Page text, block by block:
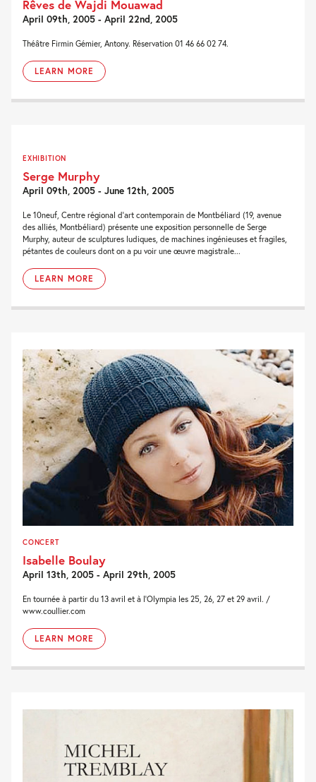
Rêves de Wajdi Mouawad
April 09th, 2005 - April 22nd, 2005
Théâtre Firmin Gémier, Antony. Réservation 01 46 66 02 74.
LEARN MORE
EXHIBITION
Serge Murphy
April 09th, 2005 - June 12th, 2005
Le 10neuf, Centre régional d’art contemporain de Montbéliard (19, avenue
des alliés, Montbéliard) présente une exposition personnelle de Serge
Murphy, auteur de sculptures ludiques, de machines ingénieuses et fragiles,
pétantes de couleurs dont on a pu voir une œuvre magistrale...
LEARN MORE
CONCERT
Isabelle Boulay
April 13th, 2005 - April 29th, 2005
En tournée à partir du 13 avril et à l'Olympia les 25, 26, 27 et 29 avril. /
www.coullier.com
LEARN MORE